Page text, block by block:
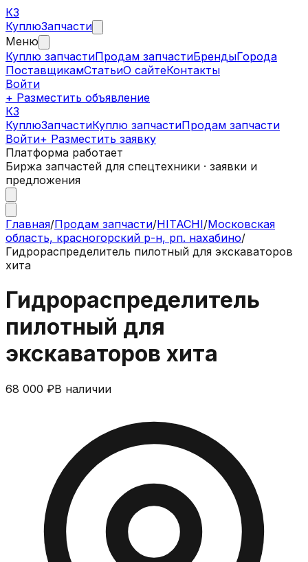
КЗ
КуплюЗапчасти
Меню
Куплю запчастиПродам запчастиБрендыГорода
ПоставщикамСтатьиО сайтеКонтакты
Войти
+ Разместить объявление
КЗ
КуплюЗапчастиКуплю запчастиПродам запчасти
Войти+ Разместить заявку
Платформа работает
Биржа запчастей для спецтехники · заявки и
предложения
Главная/Продам запчасти/HITACHI/Московская
область, красногорский р-н, рп. нахабино/
Гидрораспределитель пилотный для экскаваторов
хита
Гидрораспределитель
пилотный для
экскаваторов хита
68 000 ₽В наличии